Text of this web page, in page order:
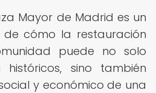
Mayor de Madrid es un
de cómo la restauración
puede no solo
históricos, sino también
y económico de una